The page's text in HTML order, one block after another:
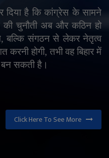
दिया है कि कांग्रेस के सामने
की चुनौती अब और कठिन हो
,बल्कि संगठन से लेकर नेतृत्व
करनी होगी, तभी वह बिहार में
बन सकती है।
Click Here To See More